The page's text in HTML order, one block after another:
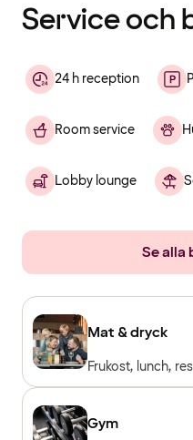
Service och
24 h reception
Room service
Lobby lounge
Se alla
Mat & dryck
Frukost, lunch,
Gym